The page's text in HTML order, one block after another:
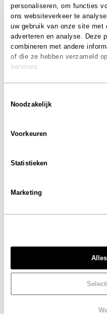
personaliseren, om functies
ons websiteverkeer te
uw gebruik van onze site met
adverteren en analyse. Deze
combineren met andere
of die ze hebben verzameld
services.
Noodzakelijk
Voorkeuren
Statistieken
Marketing